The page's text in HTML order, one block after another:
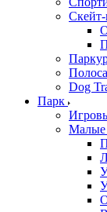
Dog
Парк
Малые